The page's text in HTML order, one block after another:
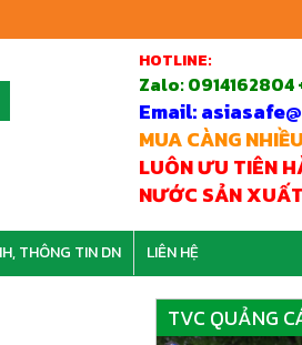
HOTLINE:
Zalo:0914162804
Email:
MUA CÀNG
LUÔN ƯU TIÊN
NƯỚC SẢN XUẤT
THÔNG TIN DN LIÊN HỆ
TVC QUẢNG